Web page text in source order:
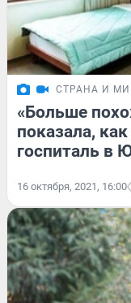
СТРАНА И
«Больше
показала,
госпиталь в
16 октября, 2021, 16:00